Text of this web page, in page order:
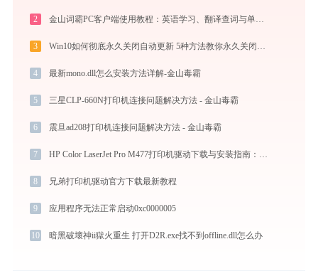
2 金山词霸PC客户端使用教程：英语学习、翻译查词与单词记忆的一站式语言助手
3
4 最新mono.dll怎么安装方法详解-金山毒霸
5 三星CLP-660N打印机连接问题解决方法 - 金山毒霸
6 震旦ad208打印机连接问题解决方法 - 金山毒霸
7
8 兄弟打印机驱动官方下载最新教程
9 应用程序无法正常启动0xc0000005
10 暗黑破壞神ii獄火重生 打开D2R.exe找不到offline.dll怎么办